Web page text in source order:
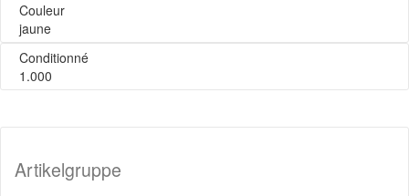
Couleur
jaune
Conditionné
1.000
Artikelgruppe